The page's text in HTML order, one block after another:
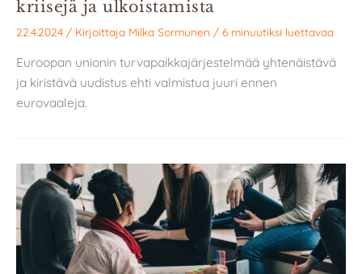
kriisejä ja ulkoistamista
22.4.2024 / Kirjoittaja Milka Sormunen / 6 minuutiksi luettavaa
Euroopan unionin turvapaikkajärjestelmää yhtenäistävä
ja kiristävä uudistus ehti valmistua juuri ennen
eurovaaleja.